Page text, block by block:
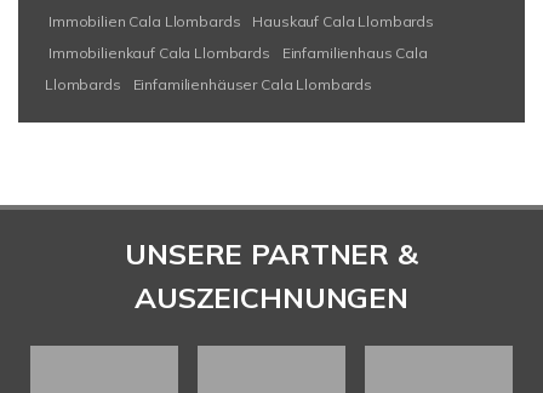
Immobilien Cala Llombards
Hauskauf Cala Llombards
Immobilienkauf Cala Llombards
Einfamilienhaus Cala
Llombards
Einfamilienhäuser Cala Llombards
UNSERE PARTNER &
AUSZEICHNUNGEN